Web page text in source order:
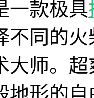
一款极具
不同的
大师。
地形的